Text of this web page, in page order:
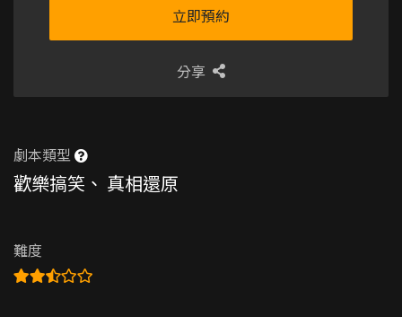
立即預約
分享
劇本類型
歡樂搞笑 、 真相還原
難度